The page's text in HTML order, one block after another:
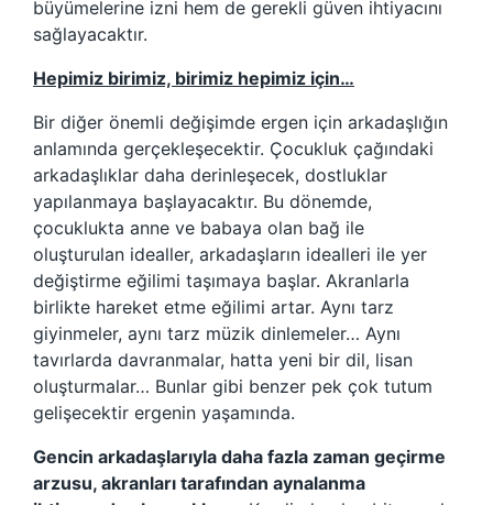
büyümelerine izni hem de gerekli güven ihtiyacını
sağlayacaktır.
Hepimiz birimiz, birimiz hepimiz için…
Bir diğer önemli değişimde ergen için arkadaşlığın
anlamında gerçekleşecektir. Çocukluk çağındaki
arkadaşlıklar daha derinleşecek, dostluklar
yapılanmaya başlayacaktır. Bu dönemde,
çocuklukta anne ve babaya olan bağ ile
oluşturulan idealler, arkadaşların idealleri ile yer
değiştirme eğilimi taşımaya başlar. Akranlarla
birlikte hareket etme eğilimi artar. Aynı tarz
giyinmeler, aynı tarz müzik dinlemeler… Aynı
tavırlarda davranmalar, hatta yeni bir dil, lisan
oluşturmalar… Bunlar gibi benzer pek çok tutum
gelişecektir ergenin yaşamında.
Gencin arkadaşlarıyla daha fazla zaman geçirme
arzusu, akranları tarafından aynalanma